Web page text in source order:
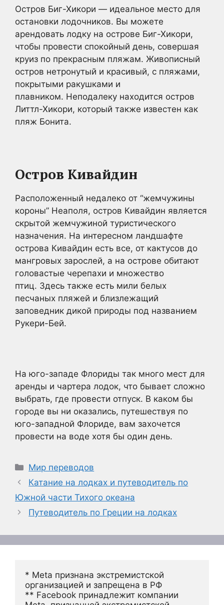
Остров Биг-Хикори — идеальное место для
остановки лодочников. Вы можете
арендовать лодку на острове Биг-Хикори,
чтобы провести спокойный день, совершая
круиз по прекрасным пляжам. Живописный
остров нетронутый и красивый, с пляжами,
покрытыми ракушками и
плавником. Неподалеку находится остров
Литтл-Хикори, который также известен как
пляж Бонита.
Остров Кивайдин
Расположенный недалеко от “жемчужины
короны” Неаполя, остров Кивайдин является
скрытой жемчужиной туристического
назначения. На интересном ландшафте
острова Кивайдин есть все, от кактусов до
мангровых зарослей, а на острове обитают
головастые черепахи и множество
птиц. Здесь также есть мили белых
песчаных пляжей и близлежащий
заповедник дикой природы под названием
Рукери-Бей.
На юго-западе Флориды так много мест для
аренды и чартера лодок, что бывает сложно
выбрать, где провести отпуск. В каком бы
городе вы ни оказались, путешествуя по
юго-западной Флориде, вам захочется
провести на воде хотя бы один день.
Рубрики
Мир переводов
Катание на лодках и путеводитель по
Южной части Тихого океана
Путеводитель по Греции на лодках
* Meta признана экстремистской
организацией и запрещена в РФ
** Facebook принадлежит компании